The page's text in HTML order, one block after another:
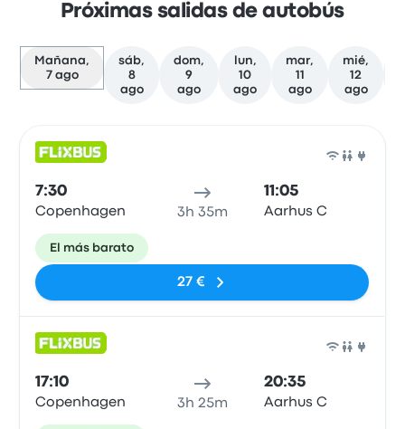
Próximas salidas de autobús
Mañana,
7 ago
sáb,
8
ago
dom,
9
ago
lun,
10
ago
mar,
11
ago
mié,
12
ago
7:30
Copenhagen 3h 35m
11:05
Aarhus C
El más barato
27 €
17:10
Copenhagen 3h 25m
20:35
Aarhus C